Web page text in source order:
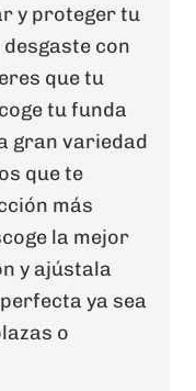
y proteger tu
con
que tu
tu funda
gran variedad
que te
más
la mejor
y ajústala
ya sea
o